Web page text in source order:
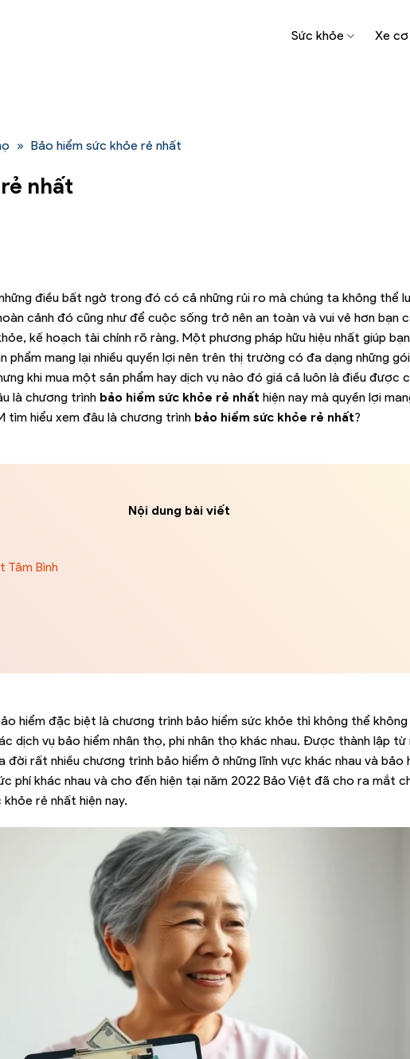
Sức khỏe Xe
» Bảo hiểm sức khỏe rẻ nhất
nhất
điều bất ngờ trong đó có cả những rủi ro mà chúng ta không thể
cảnh đó cũng như để cuộc sống trở nên an toàn và vui vẻ hơn bạn
kế hoạch tài chính rõ ràng. Một phương pháp hữu hiệu nhất giúp
phẩm mang lại nhiều quyền lợi nên trên thị trường có đa dạng những
khi mua một sản phẩm hay dịch vụ nào đó giá cả luôn là điều được
là chương trình bảo hiểm sức khỏe rẻ nhất hiện nay mà quyền lợi
tìm hiểu xem đâu là chương trình bảo hiểm sức khỏe rẻ nhất?
Nội dung bài viết
Tâm Bình
hiểm đặc biệt là chương trình bảo hiểm sức khỏe thì không thể
dịch vụ bảo hiểm nhân thọ, phi nhân thọ khác nhau. Được thành lập từ
rất nhiều chương trình bảo hiểm ở những lĩnh vực khác nhau và bảo
phí khác nhau và cho đến hiện tại năm 2022 Bảo Việt đã cho ra mắt
rẻ nhất hiện nay.